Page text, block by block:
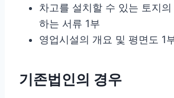
차고를 설치할 수 있는 토지
하는 서류 1부
영업시설의 개요 및 평면도 1
기존법인의 경우